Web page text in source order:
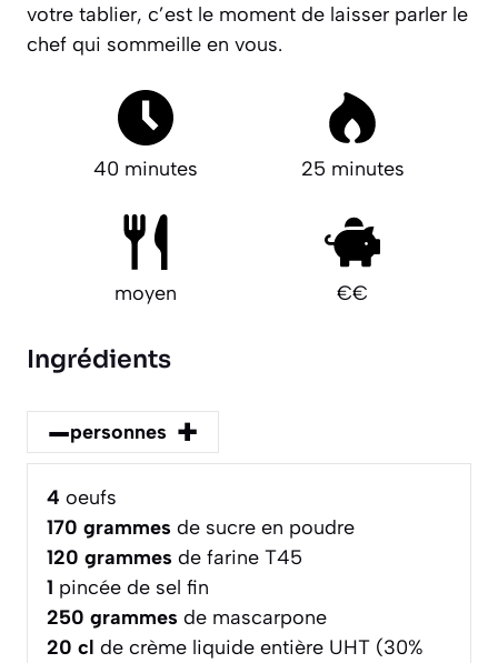
votre tablier, c’est le moment de laisser parler le
chef qui sommeille en vous.
40 minutes 25 minutes
moyen €€
Ingrédients
–personnes +
4 oeufs
170 grammes de sucre en poudre
120 grammes de farine T45
1 pincée de sel fin
250 grammes de mascarpone
20 cl de crème liquide entière UHT (30%